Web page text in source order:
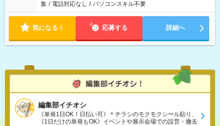
集 / 電話対応なし / パソコンスキル不要
気になる！ 応募する 詳細へ
編集部イチオシ
《単発1日OK！日払い可》＊チラシのモクモクシール貼り、
《1日だけの単発もOK》イベントや展示会場での設営・撤去